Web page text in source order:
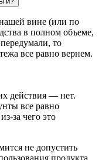
вине (или по
в полном объеме,
то
все равно вернем.
действия — нет.
все равно
за чего это
не допустить